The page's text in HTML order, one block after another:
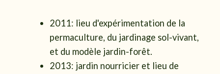
2011: lieu d'expérimentation de la
permaculture, du jardinage sol-vivant,
et du modèle jardin-forêt.
2013: jardin nourricier et lieu de